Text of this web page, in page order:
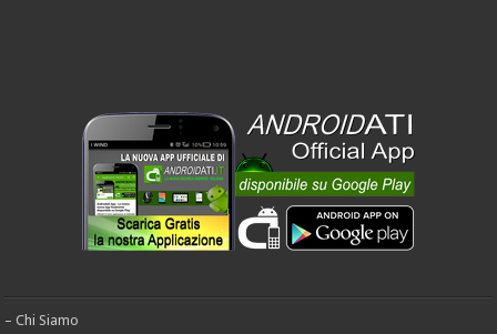
– Chi Siamo